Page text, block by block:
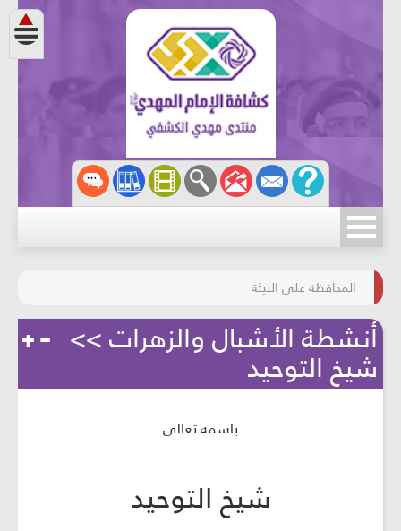
مسابقة الركب الحسينيّ
المحافظة على البيئة
أنشطة الأشبال والزهرات >>
شيخ التوحيد
باسمه تعالى
شيخ التوحيد